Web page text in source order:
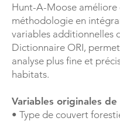
Hunt-A-Moose améliore
méthodologie en
variables additionnelles
Dictionnaire ORI,
analyse plus fine et
habitats.
Variables originales
• Type de couvert